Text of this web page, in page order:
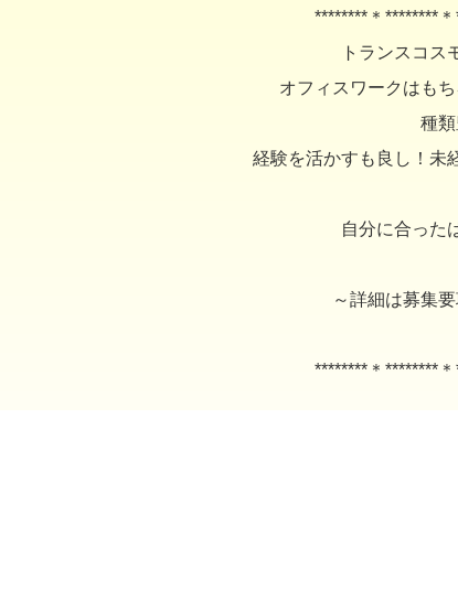
********＊********
トランスコス
オフィスワークはも
種類
経験を活かすも良し！未
自分に合った
～詳細は募集
********＊********